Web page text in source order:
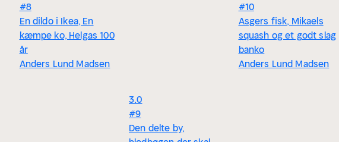
#8
En dildo i Ikea, En
kæmpe ko, Helgas 100
år
Anders Lund Madsen
3.0
#9
Den delte by,
#10
Asgers fisk, Mikaels
squash og et godt slag
banko
Anders Lund Madsen